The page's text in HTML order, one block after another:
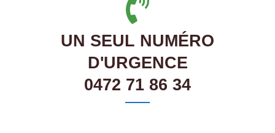
UN SEUL NUMÉRO
D'URGENCE
0472 71 86 34